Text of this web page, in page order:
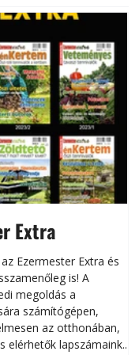
Extra
Ezermester Extra és
is! A
megoldás a
számítógépen,
az otthonában,
elérhetők lapszámaink.